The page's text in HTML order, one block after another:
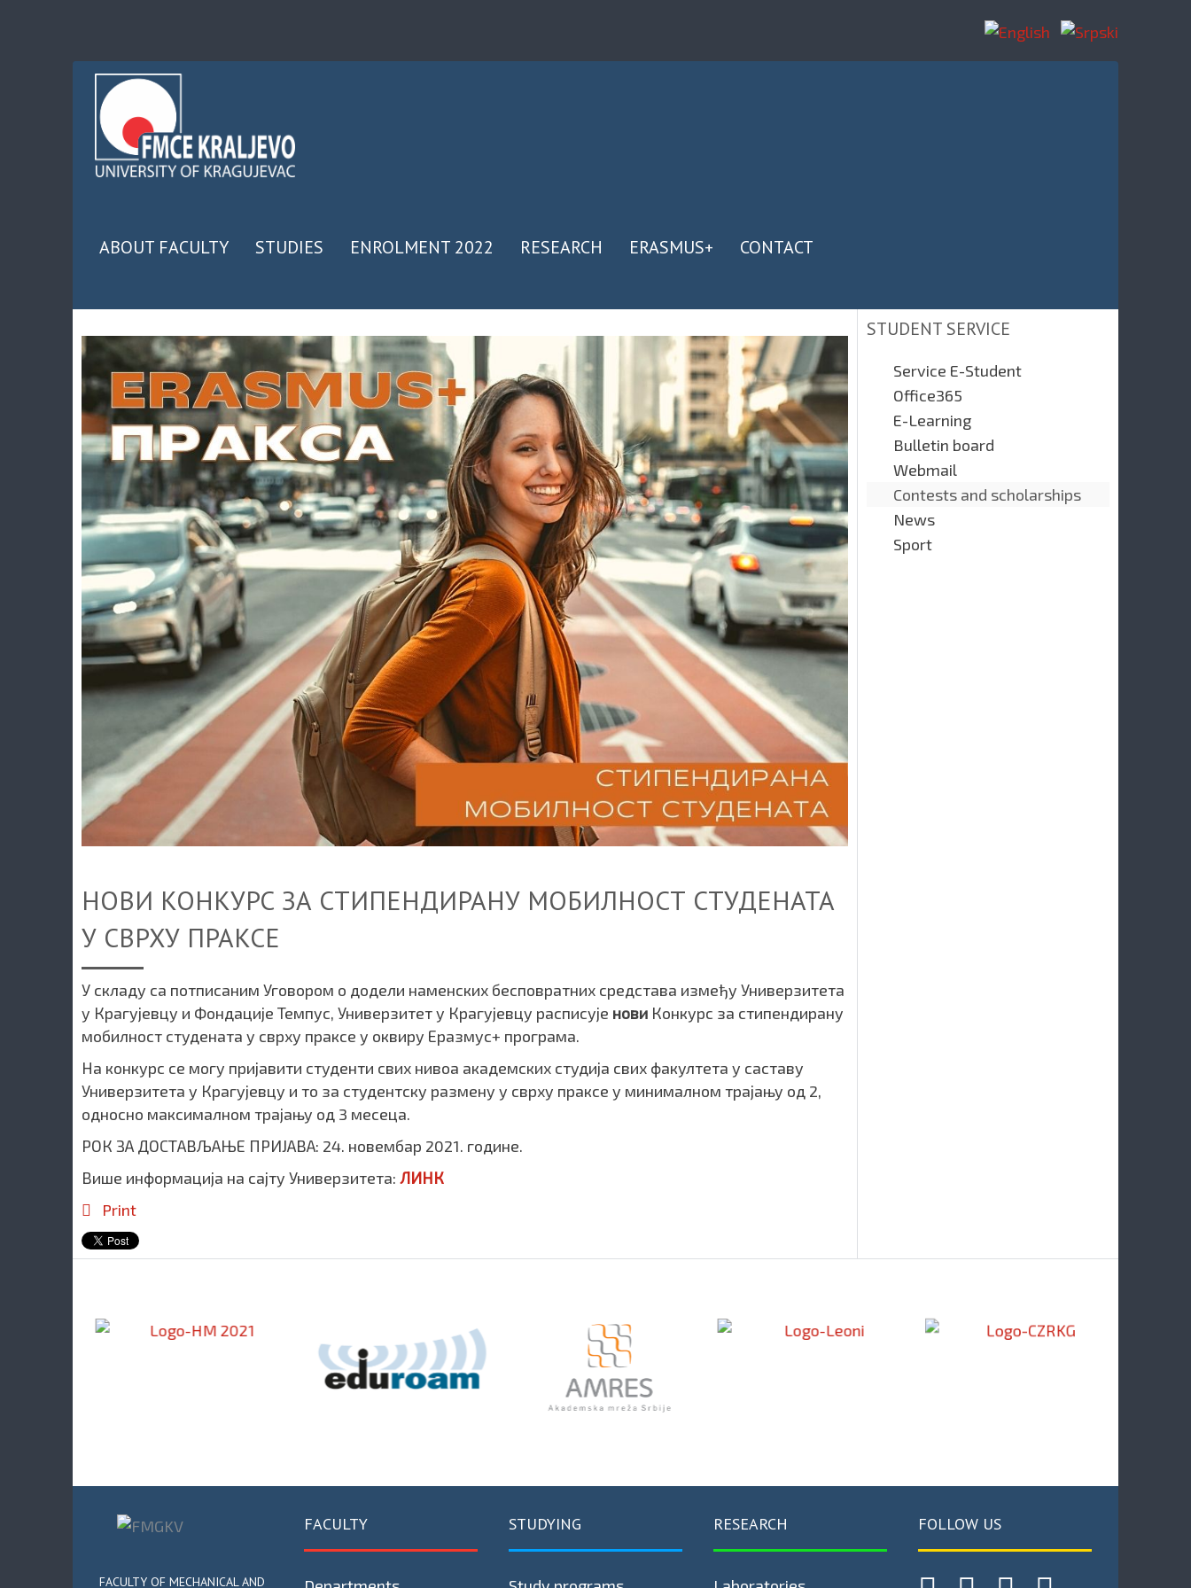
ABOUT FACULTY STUDIES ENROLMENT 2022 RESEARCH ERASMUS+ CONTACT
НОВИ КОНКУРС ЗА СТИПЕНДИРАНУ МОБИЛНОСТ СТУДЕНАТА
У СВРХУ ПРАКСЕ
У складу са потписаним Уговором о додели наменских бесповратних средстава између Универзитета
у Крагујевцу и Фондације Темпус, Универзитет у Крагујевцу расписује нови Конкурс за стипендирану
мобилност студената у сврху праксе у оквиру Еразмус+ програма.
На конкурс се могу пријавити студенти свих нивоа академских студија свих факултета у саставу
Универзитета у Крагујевцу и то за студентску размену у сврху праксе у минималном трајању од 2,
односно максималном трајању од 3 месеца.
РОК ЗА ДОСТАВЉАЊЕ ПРИЈАВА: 24. новембар 2021. године.
Више информација на сајту Универзитета: ЛИНК
Print
STUDENT SERVICE
Service E-Student
Office365
E-Learning
Bulletin board
Webmail
Contests and scholarships
News
Sport
FACULTY OF MECHANICAL AND
FACULTY STUDYING RESEARCH FOLLOW US